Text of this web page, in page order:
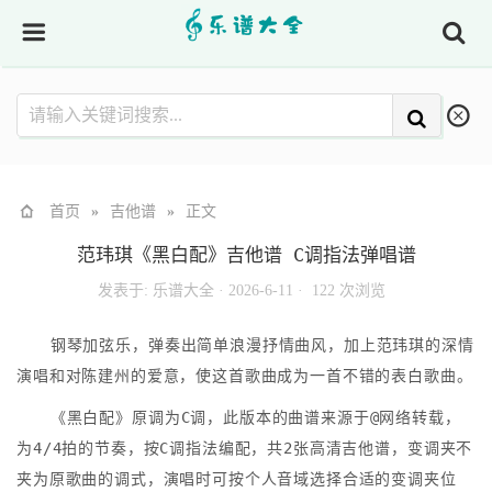
首页 » 吉他谱 » 正文
范玮琪《黑白配》吉他谱 C调指法弹唱谱
发表于: 乐谱大全 · 2026-6-11 · 122 次浏览
钢琴加弦乐，弹奏出简单浪漫抒情曲风，加上范玮琪的深情
演唱和对陈建州的爱意，使这首歌曲成为一首不错的表白歌曲。
《黑白配》原调为C调，此版本的曲谱来源于@网络转载，
为4/4拍的节奏，按C调指法编配，共2张高清吉他谱，变调夹不
夹为原歌曲的调式，演唱时可按个人音域选择合适的变调夹位